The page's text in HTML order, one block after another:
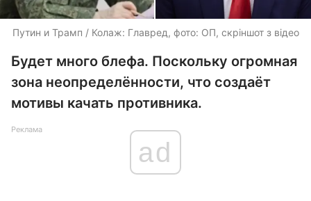
Путин и Трамп / Колаж: Главред, фото: ОП, скріншот з відео
Будет много блефа. Поскольку огромная
зона неопределённости, что создаёт
мотивы качать противника.
Реклама
ad